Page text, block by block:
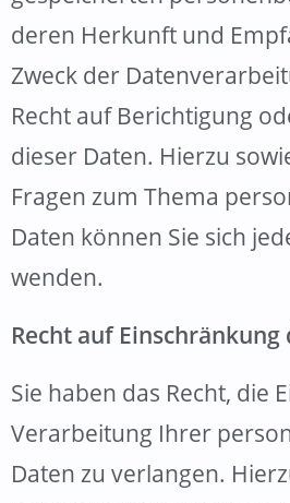
deren Herkunft und
Zweck der
Recht auf Berichtigung
dieser Daten. Hierzu
Fragen zum Thema
Daten können Sie sich
wenden.
Recht auf
Sie haben das Recht, die
Verarbeitung Ihrer
Daten zu verlangen.